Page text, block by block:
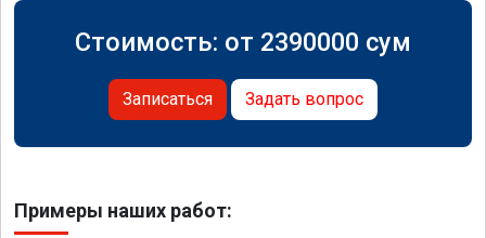
Стоимость: от 2390000 сум
Записаться Задать вопрос
Примеры наших работ: